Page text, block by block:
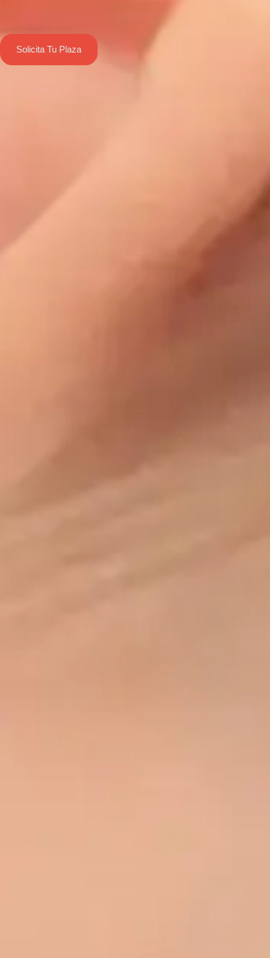
Solicita Tu Plaza